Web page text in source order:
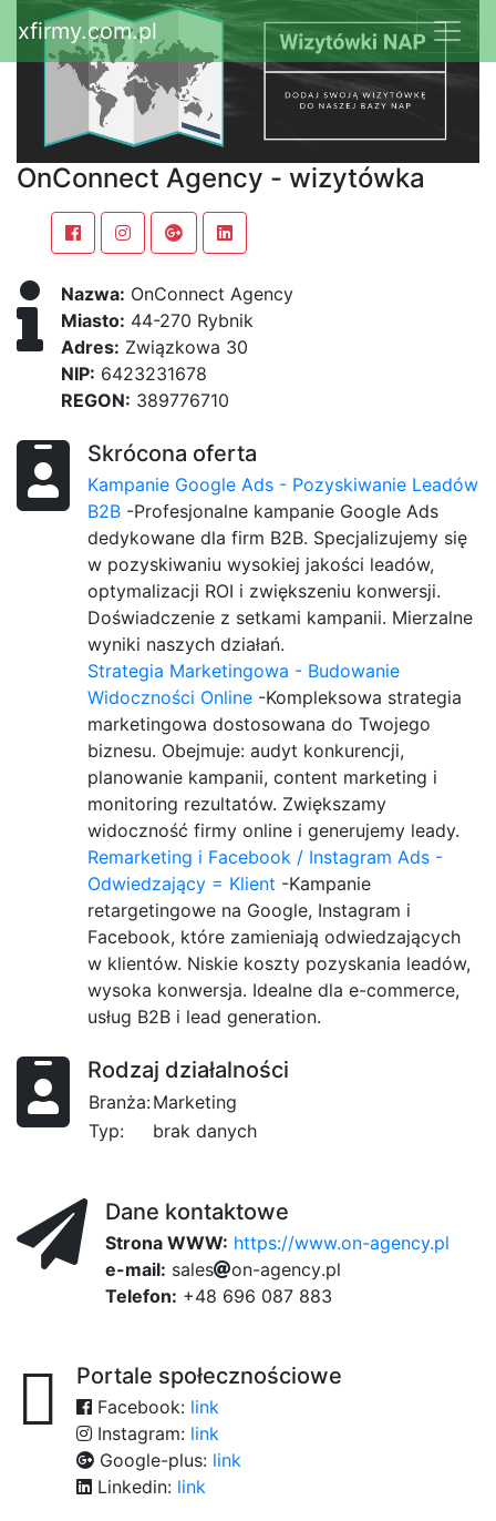
xfirmy.com.pl
OnConnect Agency - wizytówka
Nazwa: OnConnect Agency
Miasto: 44-270 Rybnik
Adres: Związkowa 30
NIP: 6423231678
REGON: 389776710
Skrócona oferta
Kampanie Google Ads - Pozyskiwanie Leadów
B2B -Profesjonalne kampanie Google Ads
dedykowane dla firm B2B. Specjalizujemy się
w pozyskiwaniu wysokiej jakości leadów,
optymalizacji ROI i zwiększeniu konwersji.
Doświadczenie z setkami kampanii. Mierzalne
wyniki naszych działań.
Strategia Marketingowa - Budowanie
Widoczności Online -Kompleksowa strategia
marketingowa dostosowana do Twojego
biznesu. Obejmuje: audyt konkurencji,
planowanie kampanii, content marketing i
monitoring rezultatów. Zwiększamy
widoczność firmy online i generujemy leady.
Remarketing i Facebook / Instagram Ads -
Odwiedzający = Klient -Kampanie
retargetingowe na Google, Instagram i
Facebook, które zamieniają odwiedzających
w klientów. Niskie koszty pozyskania leadów,
wysoka konwersja. Idealne dla e-commerce,
usług B2B i lead generation.
Rodzaj działalności
Branża:Marketing
Typ:
brak danych
Dane kontaktowe
Strona WWW: https://www.on-agency.pl
e-mail: 782
sales o02
n-agenc6d
y.0
pl
Telefon: +48 696 087 883
Portale społecznościowe
Facebook: link
Instagram: link
Google-plus: link
Linkedin: link